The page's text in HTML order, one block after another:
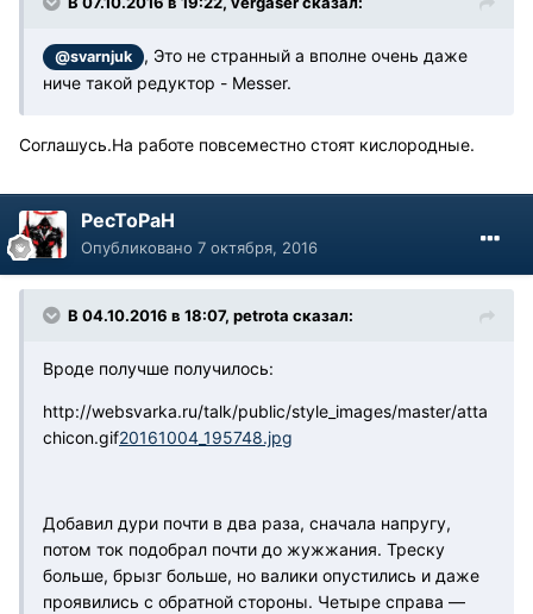
@svarnjuk
, Это не странный а вполне очень даже
ниче такой редуктор - Messer.
Соглашусь.На работе повсеместно стоят кислородные.
PecToPaH
Опубликовано 7 октября, 2016
В 04.10.2016 в 18:07, petrota сказал:
Вроде получше получилось:
http://websvarka.ru/talk/public/style_images/master/atta
chicon.gif20161004_195748.jpg
Добавил дури почти в два раза, сначала напругу,
потом ток подобрал почти до жужжания. Треску
больше, брызг больше, но валики опустились и даже
проявились с обратной стороны. Четыре справа —